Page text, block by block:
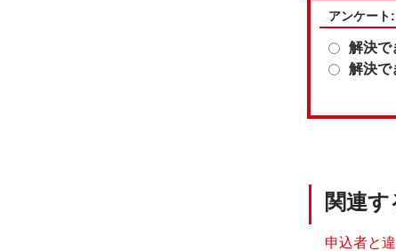
アンケート
解決で
解決で
関連
申込者と